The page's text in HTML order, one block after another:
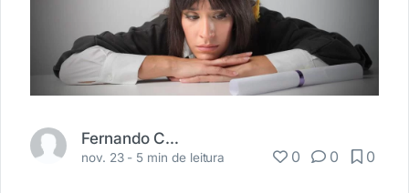
Fernando Carbonieri
nov. 23 - 5 min de leitura 0 0 0